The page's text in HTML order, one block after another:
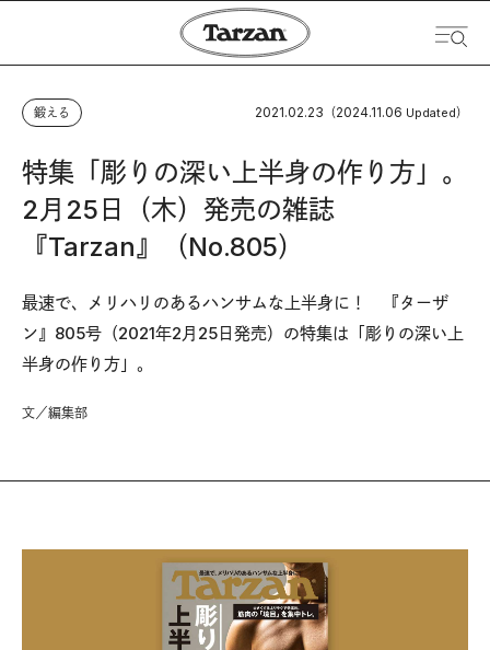
鍛える 2021.02.23 （2024.11.06 Updated）
特集「彫りの深い上半身の作り方」。
2月25日（木）発売の雑誌
『Tarzan』（No.805）
最速で、メリハリのあるハンサムな上半身に！ 『ターザ
ン』805号（2021年2月25日発売）の特集は「彫りの深い上
半身の作り方」。
文／編集部